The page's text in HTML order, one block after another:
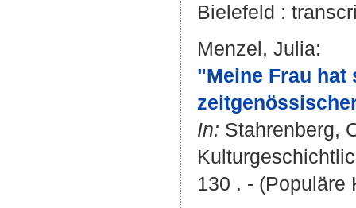
Bielefeld :
Menzel, Julia:
"Meine Frau
In: Stahrenberg,
130 . - (Populäre